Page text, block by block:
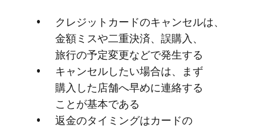
クレジットカードの​キャンセルは、​
金額ミスや​二重決済、​誤購入、​
旅行の​予定変更などで​発生する
キャンセルしたい​場合は、​まず​
購入した​店舗へ​早めに​連絡する​
ことが​基本である
返金の​タイミングは​カードの​